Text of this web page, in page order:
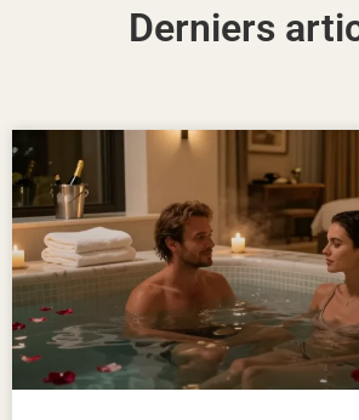
Derniers